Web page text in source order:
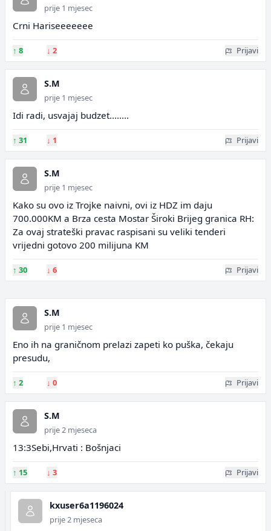
prije 1 mjesec
Crni Hariseeeeeee
↑ 8 ↓ 2 Prijavi
S.M
prije 1 mjesec
Idi radi, usvajaj budzet........
↑ 31 ↓ 1 Prijavi
S.M
prije 1 mjesec
Kako su ovo iz Trojke naivni, ovi iz HDZ im daju
700.000KM a Brza cesta Mostar Široki Brijeg granica RH:
Za ovaj strateški pravac raspisani su veliki tenderi
vrijedni gotovo 200 milijuna KM
↑ 30 ↓ 6 Prijavi
S.M
prije 1 mjesec
Eno ih na graničnom prelazi zapeti ko puška, čekaju
presudu,
↑ 2 ↓ 0 Prijavi
S.M
prije 2 mjeseca
13:3Sebi,Hrvati : Bošnjaci
↑ 15 ↓ 3 Prijavi
kxuser6a1196024
prije 2 mjeseca